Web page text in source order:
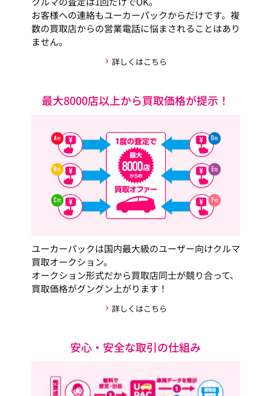
お客様への連絡もユーカーパックからだけです。複
数の買取店からの営業電話に悩まされることはあり
ません。
詳しくはこちら
最大8000店以上から買取価格が提示！
ユーカーパックは国内最大級のユーザー向けクルマ
買取オークション。
オークション形式だから買取店同士が競り合って、
買取価格がグングン上がります！
詳しくはこちら
安心・安全な取引の仕組み